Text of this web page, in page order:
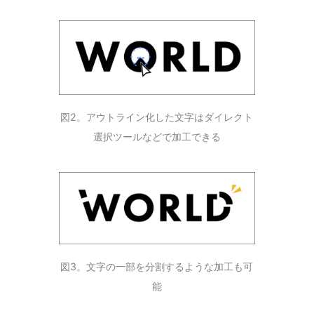
図2。アウトライン化した文字はダイレクト
選択ツールなどで加工できる
図3。文字の一部を分割するような加工も可
能